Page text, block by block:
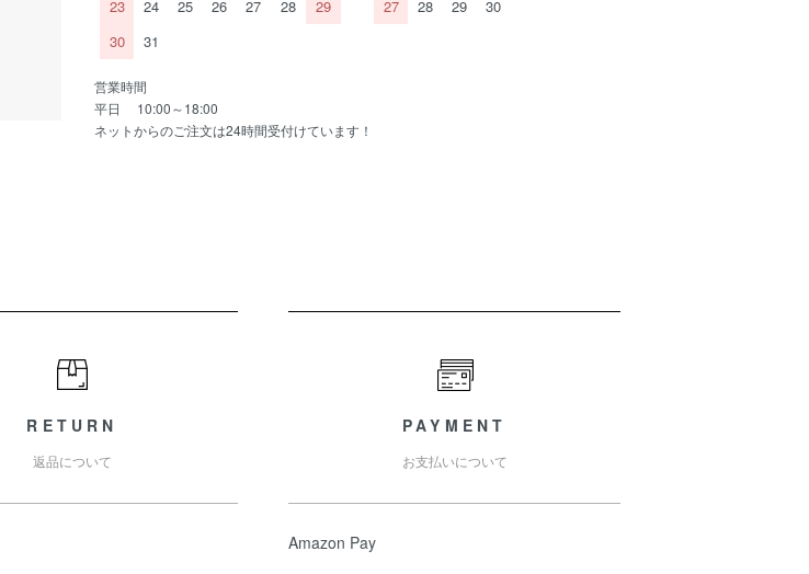
23
24 25 26 27 28
29
30
31
27
28 29 30
営業時間
平日 10:00～18:00
ネットからのご注文は24時間受付けています！
RETURN
返品について
PAYMENT
お支払いについて
Amazon Pay